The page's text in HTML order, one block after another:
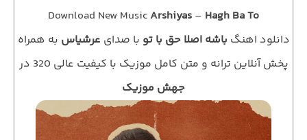
Download New Music Arshiyas – Hagh Ba To
دانلود اهنگ باشه اصلا حق با تو با صدای عرشیاس به همراه
پخش آنلاین ترانه و متن کامل موزیک با کیفیت عالی 320 در
جهش موزیک